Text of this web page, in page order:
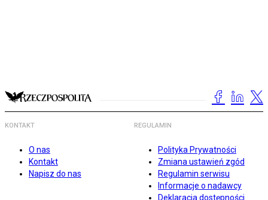
KONTAKT
O nas
Kontakt
Napisz do nas
REGULAMIN
Polityka Prywatności
Zmiana ustawień zgód
Regulamin serwisu
Informacje o nadawcy
Deklaracja dostępności